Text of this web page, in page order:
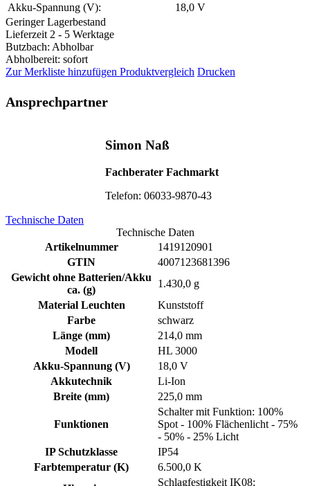
Akku-Spannung (V):
18,0 V
Geringer Lagerbestand
Lieferzeit 2 - 5 Werktage
Butzbach: Abholbar
Abholbereit: sofort
Zur Merkliste hinzufügen Produktvergleich Drucken
Ansprechpartner
Simon Naß
Fachberater Fachmarkt
Telefon: 06033-9870-43
Technische Daten
Technische Daten
Artikelnummer
1419120901
GTIN
4007123681396
Gewicht ohne Batterien/Akku
ca. (g)
1.430,0 g
Material Leuchten
Kunststoff
Farbe
schwarz
Länge (mm)
214,0 mm
Modell
HL 3000
Akku-Spannung (V)
18,0 V
Akkutechnik
Li-Ion
Breite (mm)
225,0 mm
Funktionen
Schalter mit Funktion: 100%
Spot - 100% Flächenlicht - 75%
- 50% - 25% Licht
IP Schutzklasse
IP54
Farbtemperatur (K)
6.500,0 K
Schlagfestigkeit IK08;